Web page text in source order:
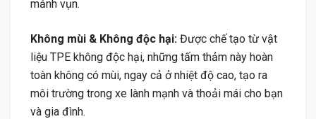
mảnh vụn.
Không mùi & Không độc hại: Được chế tạo từ vật
liệu TPE không độc hại, những tấm thảm này hoàn
toàn không có mùi, ngay cả ở nhiệt độ cao, tạo ra
môi trường trong xe lành mạnh và thoải mái cho bạn
và gia đình.